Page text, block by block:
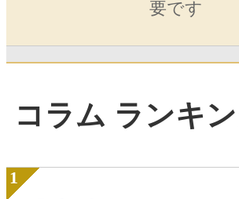
要です
コラム ランキ